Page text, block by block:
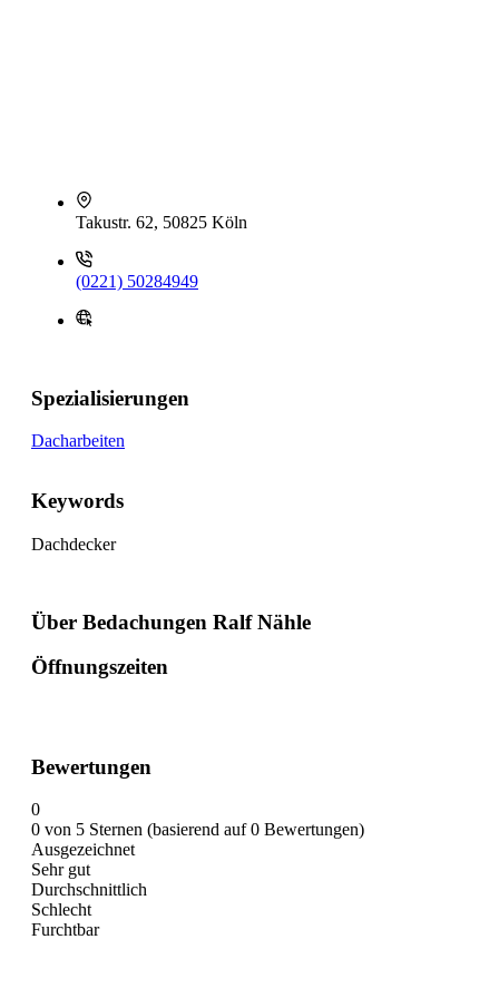
Takustr. 62, 50825 Köln
(0221) 50284949
Spezialisierungen
Dacharbeiten
Keywords
Dachdecker
Über Bedachungen Ralf Nähle
Öffnungszeiten
Bewertungen
0
0 von 5 Sternen (basierend auf 0 Bewertungen)
Ausgezeichnet
Sehr gut
Durchschnittlich
Schlecht
Furchtbar